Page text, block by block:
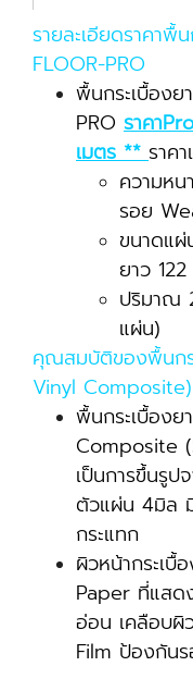
รายละเอียดราคาพื้
FLOOR-PRO
พื้นกระเบื้อง
PRO ราคา
เมตร **ราค
ความห
รอย
ขนาดแผ่
ยาว
ปริมาณ
แผ่น)
คุณสมบัติของพื้นกร
Vinyl Composite)
พื้นกระเบื้องย
Composite
เป็นการขึ้นรู
ตัวแผ่น 4มิล
กระแทก
ผิวหน้ากระเบื้
Paper ที่แสด
อ่อน เคลือบ
Film ป้องกัน